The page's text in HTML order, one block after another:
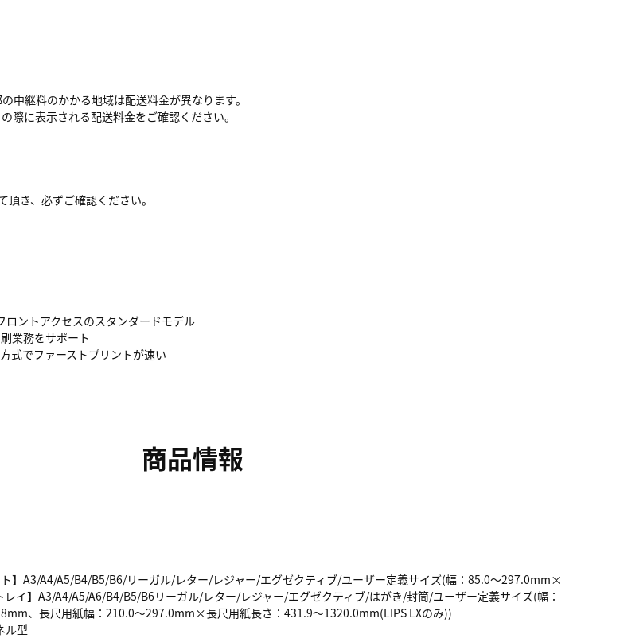
中継料のかかる地域は配送料金が異なります。
際に表示される配送料金をご確認ください。
き、必ずご確認ください。
ントアクセスのスタンダードモデル
業務をサポート
式でファーストプリントが速い
商品情報
ト】A3/A4/A5/B4/B5/B6/リーガル/レター/レジャー/エグゼクティブ/ユーザー定義サイズ(幅：85.0～297.0mm×
イ】A3/A4/A5/A6/B4/B5/B6リーガル/レター/レジャー/エグゼクティブ/はがき/封筒/ユーザー定義サイズ(幅：
、長尺用紙幅：210.0～297.0mm×長尺用紙長さ：431.9～1320.0mm(LIPS LXのみ))
ル型